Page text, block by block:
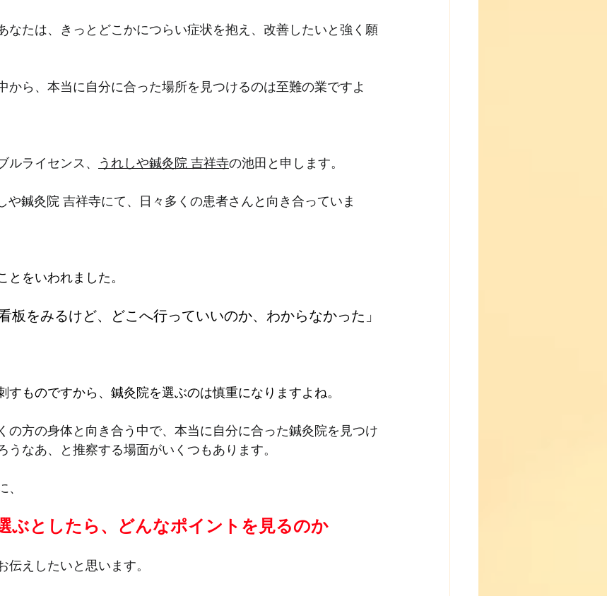
なたは、きっとどこかにつらい症状を抱え、改善したいと強く願
から、本当に自分に合った場所を見つけるのは至難の業ですよ
ライセンス、
うれしや鍼灸院 吉祥寺の池田と申します。
や鍼灸院 吉祥寺にて、日々多くの患者さんと向き合っていま
をいわれました。
板をみるけど、どこへ行っていいのか、わからなかった」
すものですから、鍼灸院を選ぶのは慎重になりますよね。
の方の身体と向き合う中で、本当に自分に合った鍼灸院を見つけ
うなあ、と推察する場面がいくつもあります。
ぶとしたら、どんなポイントを見るのか
えしたいと思います。